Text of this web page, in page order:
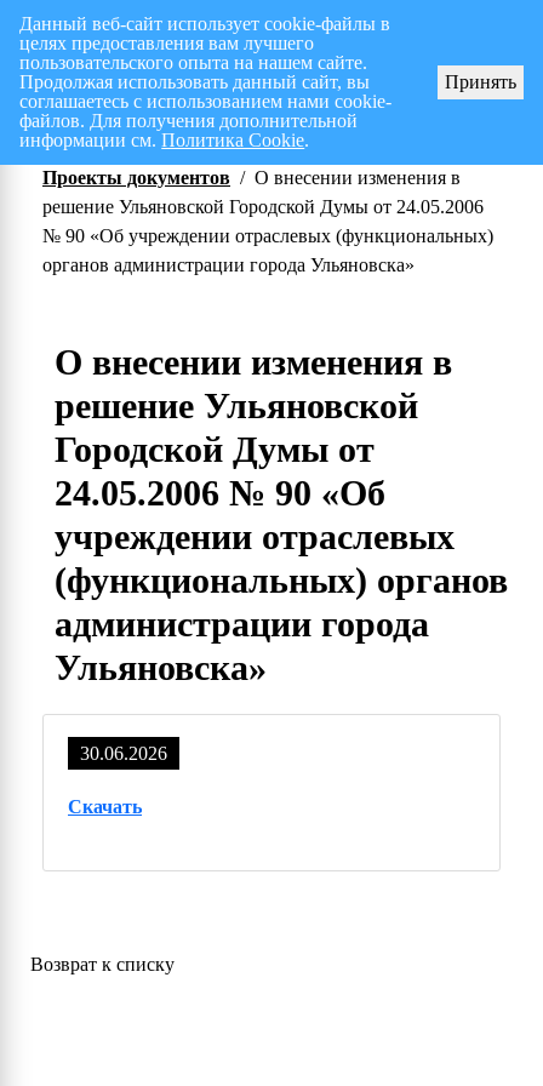
Перспективный план работ на I полугодие 2026 г.
Проекты документов / О внесении изменения в
решение Ульяновской Городской Думы от 24.05.2006
№ 90 «Об учреждении отраслевых (функциональных)
органов администрации города Ульяновска»
О внесении изменения в
решение Ульяновской
Городской Думы от
24.05.2006 № 90 «Об
учреждении отраслевых
(функциональных) органов
администрации города
Ульяновска»
30.06.2026
Скачать
Возврат к списку
Данный веб-сайт использует cookie-файлы в
целях предоставления вам лучшего
пользовательского опыта на нашем сайте.
Продолжая использовать данный сайт, вы
соглашаетесь с использованием нами cookie-
файлов. Для получения дополнительной
информации см.Политика Cookie.
Принять